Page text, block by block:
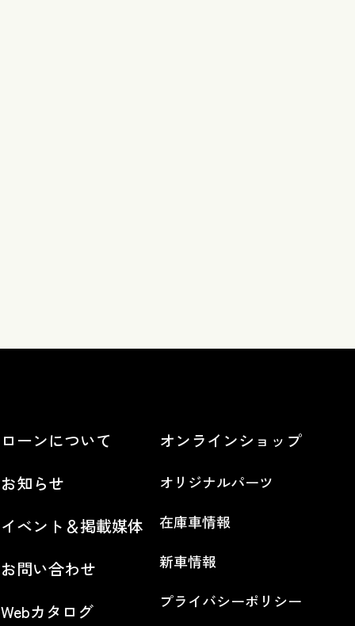
ローンについて
お知らせ
イベント＆掲載媒体
お問い合わせ
Webカタログ
オンラインショップ
オリジナルパーツ
在庫車情報
新車情報
プライバシーポリシー